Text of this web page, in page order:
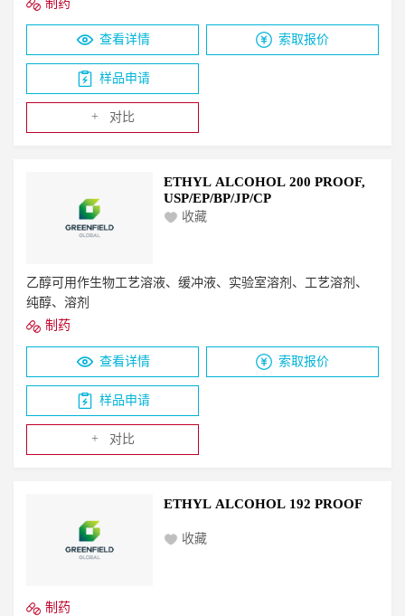
制药
查看详情 索取报价
样品申请
+ 对比
ETHYL ALCOHOL 200 PROOF,
USP/EP/BP/JP/CP
收藏
乙醇可用作生物工艺溶液、缓冲液、实验室溶剂、工艺溶剂、
纯醇、溶剂
制药
查看详情 索取报价
样品申请
+ 对比
ETHYL ALCOHOL 192 PROOF
收藏
制药